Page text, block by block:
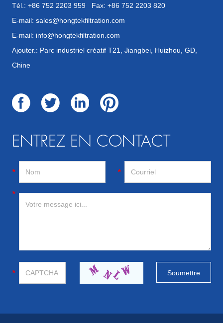
Tél.: +86 752 2203 959 Fax: +86 752 2203 820
E-mail: sales@hongtekfiltration.com
E-mail: info@hongtekfiltration.com
Ajouter.: Parc industriel créatif T21, Jiangbei, Huizhou, GD,
Chine
ENTREZ EN CONTACT